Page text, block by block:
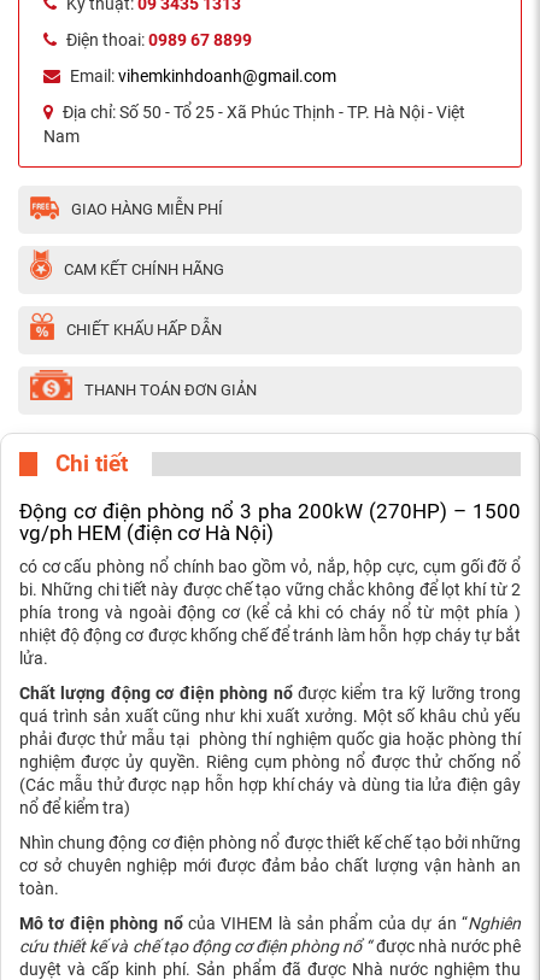
Điện thoai:0989 67 8899
Email:vihemkinhdoanh@gmail.com
Địa chỉ:Số 50 - Tổ 25 - Xã Phúc Thịnh - TP. Hà Nội - Việt
Nam
GIAO HÀNG MIỄN PHÍ
CAM KẾT CHÍNH HÃNG
CHIẾT KHẤU HẤP DẪN
THANH TOÁN ĐƠN GIẢN
Chi tiết
Động cơ điện phòng nổ 3 pha 200kW (270HP) – 1500
vg/ph HEM (điện cơ Hà Nội)
có cơ cấu phòng nổ chính bao gồm vỏ, nắp, hộp cực, cụm gối đỡ ổ
bi. Những chi tiết này được chế tạo vững chắc không để lọt khí từ 2
phía trong và ngoài động cơ (kể cả khi có cháy nổ từ một phía )
nhiệt độ động cơ được khống chế để tránh làm hỗn hợp cháy tự bắt
lửa.
Chất lượng động cơ điện phòng nổđược kiểm tra kỹ lưỡng trong
quá trình sản xuất cũng như khi xuất xưởng. Một số khâu chủ yếu
phải được thử mẫu tại phòng thí nghiệm quốc gia hoặc phòng thí
nghiệm được ủy quyền. Riêng cụm phòng nổ được thử chống nổ
(Các mẫu thử được nạp hỗn hợp khí cháy và dùng tia lửa điện gây
nổ để kiểm tra)
Nhìn chung động cơ điện phòng nổ được thiết kế chế tạo bởi những
cơ sở chuyên nghiệp mới được đảm bảo chất lượng vận hành an
toàn.
Mô tơ điện phòng nổcủa VIHEM là sản phẩm của dự án “Nghiên
cứu thiết kế và chế tạo động cơ điện phòng nổ “được nhà nước phê
duyệt và cấp kinh phí. Sản phẩm đã được Nhà nước nghiệm thu